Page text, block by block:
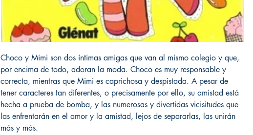
Choco y Mimi son dos íntimas amigas que van al mismo colegio y que,
por encima de todo, adoran la moda. Choco es muy responsable y
correcta, mientras que Mimi es caprichosa y despistada. A pesar de
tener caracteres tan diferentes, o precisamente por ello, su amistad está
hecha a prueba de bomba, y las numerosas y divertidas vicisitudes que
las enfrentarán en el amor y la amistad, lejos de separarlas, las unirán
más y más.